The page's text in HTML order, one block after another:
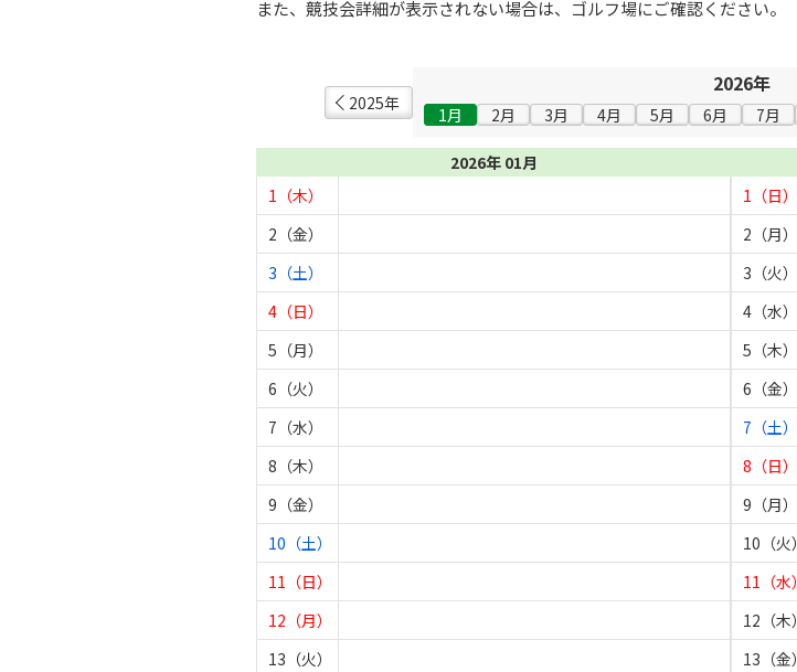
また、競技会詳細が表示されない場合は、ゴルフ場にご確認ください。
2025年
2026年
1月 2月 3月 4月 5月 6月 7月
2026年 01月
1（木）
2（金）
3（土）
4（日）
5（月）
6（火）
7（水）
8（木）
9（金）
10（土）
11（日）
12（月）
13（火）
1（日）
2（月）
3（火）
4（水）
5（木）
6（金）
7（土）
8（日）
9（月）
10（火）
11（水）
12（木）
13（金）